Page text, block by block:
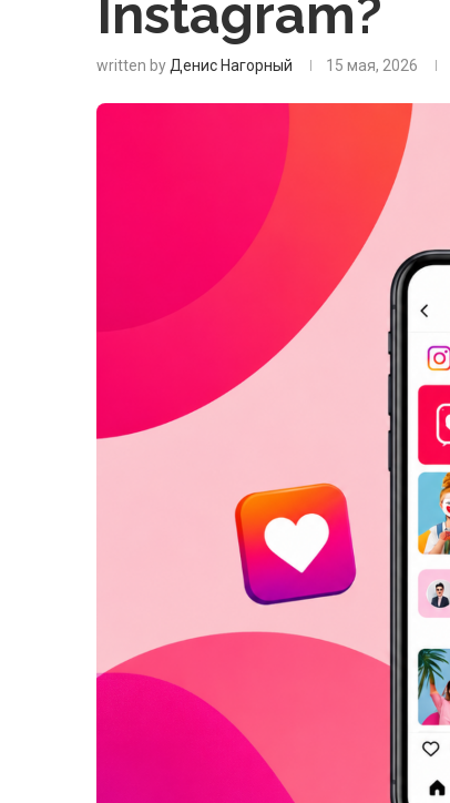
Instagram?
written by Денис Нагорный 15 мая, 2026